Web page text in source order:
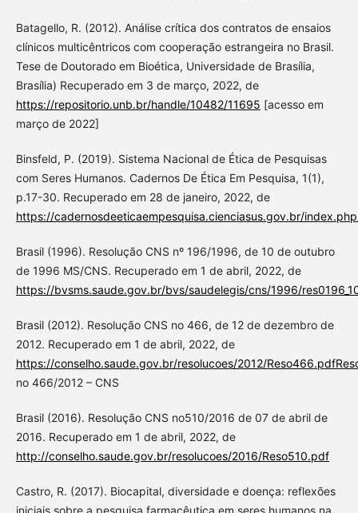
Batagello, R. (2012). Análise crítica dos contratos de ensaios
clínicos multicêntricos com cooperação estrangeira no Brasil.
Tese de Doutorado em Bioética, Universidade de Brasília,
Brasília) Recuperado em 3 de março, 2022, de
https://repositorio.unb.br/handle/10482/11695 [acesso em
março de 2022]
Binsfeld, P. (2019). Sistema Nacional de Ética de Pesquisas
com Seres Humanos. Cadernos De Ética Em Pesquisa, 1(1),
p.17-30. Recuperado em 28 de janeiro, 2022, de
https://cadernosdeeticaempesquisa.cienciasus.gov.br/
Brasil (1996). Resolução CNS nº 196/1996, de 10 de outubro
de 1996 MS/CNS. Recuperado em 1 de abril, 2022, de
https://bvsms.saude.gov.br/bvs/saudelegis/cns/1996/
Brasil (2012). Resolução CNS no 466, de 12 de dezembro de
2012. Recuperado em 1 de abril, 2022, de
https://conselho.saude.gov.br/resolucoes/2012/
no 466/2012 – CNS
Brasil (2016). Resolução CNS no510/2016 de 07 de abril de
2016. Recuperado em 1 de abril, 2022, de
http://conselho.saude.gov.br/resolucoes/2016/Reso510.pdf
Castro, R. (2017). Biocapital, diversidade e doença: reflexões
iniciais sobre a pesquisa farmacêutica em seres humanos na